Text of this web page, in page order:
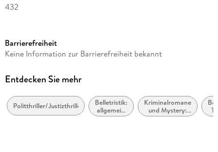
432
Autor/Autorin
Verlag/Hersteller
Produktart
gebunden
Barrierefreiheit
Keine Information zur Barrierefreiheit bekannt
Entdecken Sie mehr
Politthriller/Justizthriller
Belletristik:
allgemein
und
Kriminalromane
und Mystery:
Polizeiarbeit &